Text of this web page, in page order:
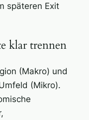
späteren Exit
klar trennen
(Makro) und
(Mikro).